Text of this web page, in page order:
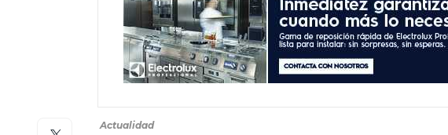
Actualidad